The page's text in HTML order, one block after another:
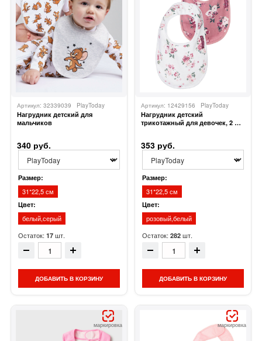
Нагрудник детский для
мальчиков
Артикул: 32339039 PlayToday
340 руб.
Размер:
31*22,5 см
Цвет:
белый,серый
Остаток: 17 шт.
ДОБАВИТЬ В КОРЗИНУ
Нагрудник детский
трикотажный для девочек, 2 шт
Артикул: 12429156 PlayToday
353 руб.
Размер:
31*22,5 см
Цвет:
розовый,белый
Остаток: 282 шт.
ДОБАВИТЬ В КОРЗИНУ
маркировка маркировка